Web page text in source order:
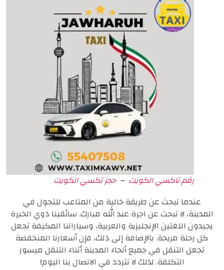
رقم تاكسي الكويت –حجز تكسي الكويت
عندما تبحث عن طريقة خالية من المتاعب للتجول في
المدينة، لا تبحث عن اجرة عبد الله مبارك. سائقينا ذوي الخبرة
يجيدون اللغتين الإنجليزية والعربية، وسياراتنا المكيفة تجعل
كل رحلة مريحة. بالإضافة إلى ذلك، فإن أسعارنا المنخفضة
تجعل التنقل في جميع أنحاء المدينة أثناء التنقل ميسور
التكلفة. لذلك لا تتردد في الاتصال بنا اليوم!